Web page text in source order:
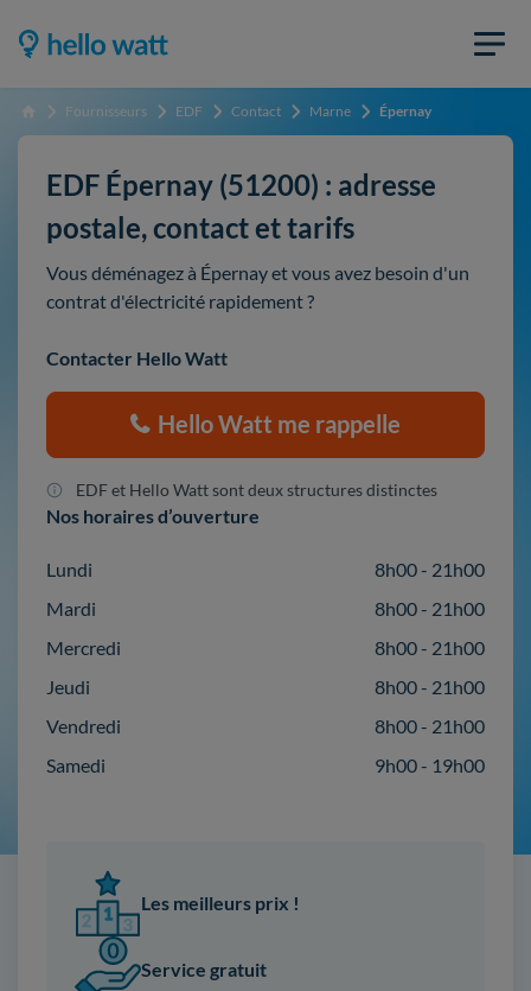
Accueil Fournisseurs EDF Contact Marne Épernay
EDF Épernay (51200) : adresse
postale, contact et tarifs
Vous déménagez à Épernay et vous avez besoin d'un
contrat d'électricité rapidement ?
Contacter Hello Watt
Hello Watt me rappelle
EDF et Hello Watt sont deux structures distinctes
Nos horaires d’ouverture
Lundi
8h00 - 21h00
Mardi
8h00 - 21h00
Mercredi
8h00 - 21h00
Jeudi
8h00 - 21h00
Vendredi
8h00 - 21h00
Samedi
9h00 - 19h00
Les meilleurs prix !
Service gratuit